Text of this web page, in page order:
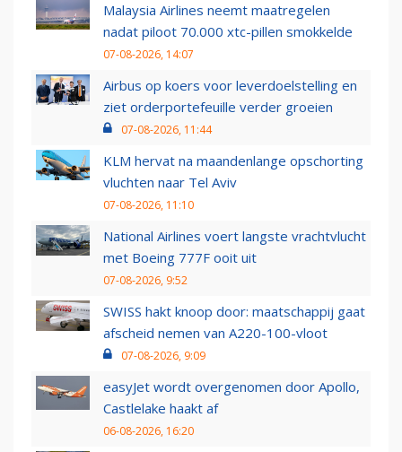
Malaysia Airlines neemt maatregelen
nadat piloot 70.000 xtc-pillen smokkelde
07-08-2026, 14:07
Airbus op koers voor leverdoelstelling en
ziet orderportefeuille verder groeien
07-08-2026, 11:44
KLM hervat na maandenlange opschorting
vluchten naar Tel Aviv
07-08-2026, 11:10
National Airlines voert langste vrachtvlucht
met Boeing 777F ooit uit
07-08-2026, 9:52
SWISS hakt knoop door: maatschappij gaat
afscheid nemen van A220-100-vloot
07-08-2026, 9:09
easyJet wordt overgenomen door Apollo,
Castlelake haakt af
06-08-2026, 16:20